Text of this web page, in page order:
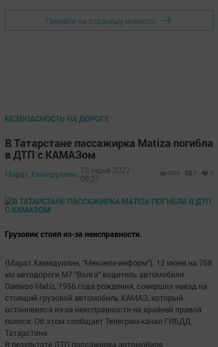
Перейти на страницу новости
БЕЗОПАСНОСТЬ НА ДОРОГЕ
В Татарстане пассажирка Matizа погибла
в ДТП с КАМАЗом
Марат Хамидуллин, 13 июня 2022 -
09:27
3353 0 0
Грузовик стоял из-за неисправности.
(Марат Хамидуллин, "Мензеля-информ"). 12 июня на 768
км автодороги М7 "Волга" водитель автомобиля
Daewoo Matiz, 1956 года рождения, совершил наезд на
стоящий грузовой автомобиль КАМАЗ, который
остановился из-за неисправности на крайней правой
полосе. Об этом сообщает Телеграм-канал ГИБДД
Татарстана.
В результате ДТП пассажирка автомобиля